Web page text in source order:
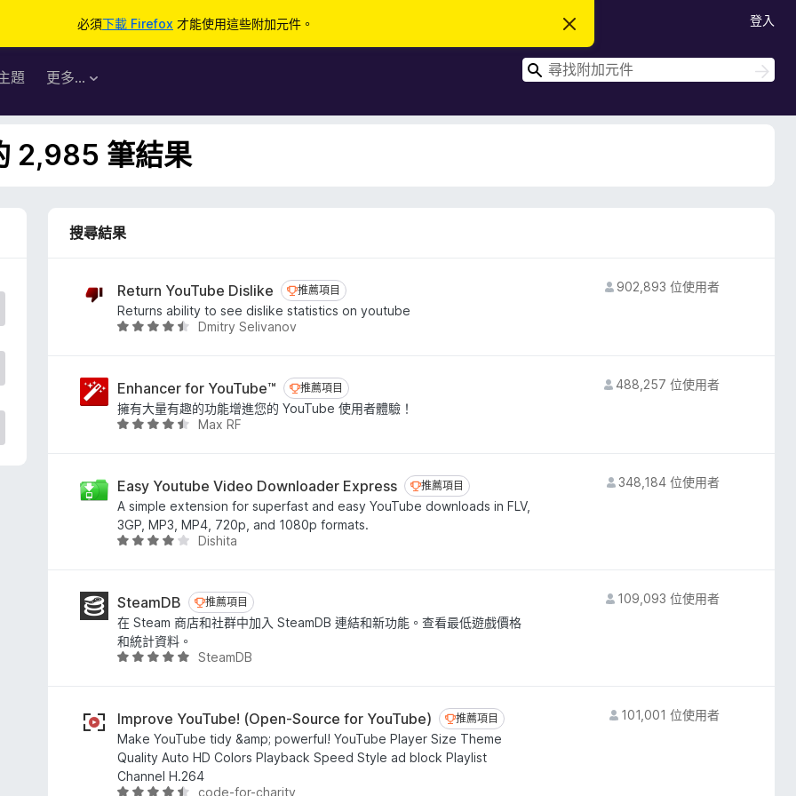
必須下載 Firefox 才能使用這些附加元件。
忽
此
通
知
題 更多…
登入
搜
搜
尋
2,985 筆結果
搜尋結果
Return YouTube Dislike 推薦項目
推薦項目
Returns ability to see dislike statistics on youtube
評
.
6
分
分
5
分
Dmitry Selivanov
902,893 位使用者
Enhancer for YouTube™ 推薦項目
推薦項目
擁有大量有趣的功能增進您的 YouTube 使用者體驗！
評
.
7
分
，
5
分
Max RF
488,257 位使用者
Easy Youtube Video Downloader Express 推薦項目
推薦項目
A simple extension for superfast and easy YouTube downloads in FLV,
3GP, MP3, MP4, 720p, and 1080p formats.
評
.
1
分
，
5
分
Dishita
348,184 位使用者
SteamDB 推薦項目
推薦項目
在 Steam 商店和社群中加入 SteamDB 連結和新功能。查看最低遊戲價格
和統計資料。
評
.
8
分
，
滿
SteamDB
109,093 位使用者
Improve YouTube! (Open-Source for YouTube) 推薦項目
推薦項目
Make YouTube tidy &amp; powerful! YouTube Player Size Theme
Quality Auto HD Colors Playback Speed Style ad block Playlist
Channel H.264
code-for-charity
101,001 位使用者